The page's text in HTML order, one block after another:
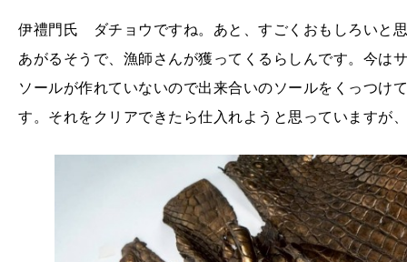
伊禮門氏 ダチョウですね。あと、すごくおもしろいと
あがるそうで、漁師さんが獲ってくるらしんです。今は
ソールが作れていないので出来合いのソールをくっつけ
す。それをクリアできたら仕入れようと思っていますが